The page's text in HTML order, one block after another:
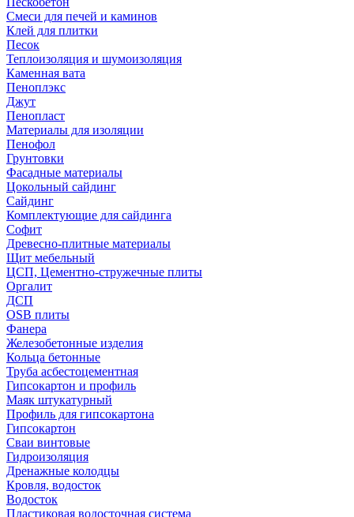
Смеси для печей и каминов
Клей для плитки
Песок
Теплоизоляция и шумоизоляция
Каменная вата
Пеноплэкс
Джут
Пенопласт
Материалы для изоляции
Пенофол
Грунтовки
Фасадные материалы
Цокольный сайдинг
Сайдинг
Комплектующие для сайдинга
Софит
Древесно-плитные материалы
Щит мебельный
ЦСП, Цементно-стружечные плиты
Оргалит
ДСП
OSB плиты
Фанера
Железобетонные изделия
Кольца бетонные
Труба асбестоцементная
Гипсокартон и профиль
Маяк штукатурный
Профиль для гипсокартона
Гипсокартон
Сваи винтовые
Гидроизоляция
Дренажные колодцы
Кровля, водосток
Водосток
Пластиковая водосточная система